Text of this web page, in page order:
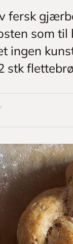
fersk
som
ingen
stk